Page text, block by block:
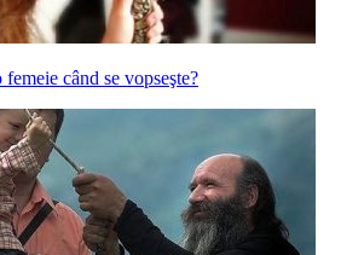
femeie când se vopseşte?